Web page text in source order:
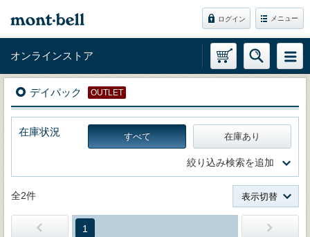
ログイン メニュー
オンラインストア
デイパック OUTLET
在庫状況 すべて 在庫あり
絞り込み検索を追加
全2件 表示切替
1